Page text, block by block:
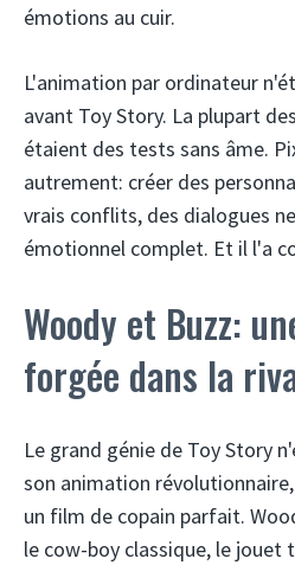
émotions au cuir.
L'animation par ordinateur
avant Toy Story. La plupart
étaient des tests sans âme.
autrement: créer des
vrais conflits, des dialogues
émotionnel complet. Et il l'a
Woody et Buzz:
forgée dans la
Le grand génie de Toy Story
son animation
un film de copain parfait.
le cow-boy classique, le jouet